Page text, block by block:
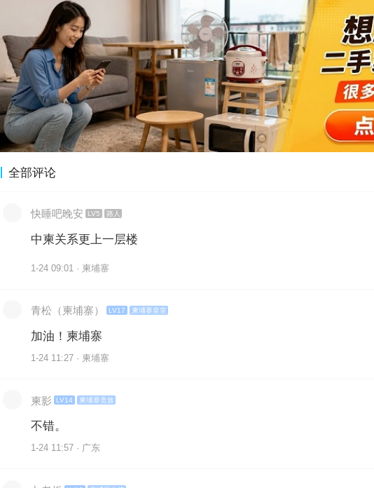
全部评论
快睡吧晚安 LV5 路人
中柬关系更上一层楼
1-24 09:01 · 柬埔寨
青松（柬埔寨） LV17 柬埔寨皇室
加油！柬埔寨
1-24 11:27 · 柬埔寨
柬影 LV14 柬埔寨贵族
不错。
1-24 11:57 · 广东